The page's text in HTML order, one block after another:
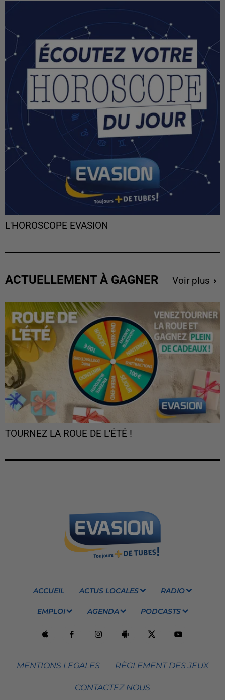
L'HOROSCOPE EVASION
ACTUELLEMENT À GAGNER Voir plus
TOURNEZ LA ROUE DE L'ÉTÉ !
ACCUEIL ACTUS LOCALES RADIO
EMPLOI AGENDA PODCASTS
MENTIONS LEGALES RÈGLEMENT DES JEUX
CONTACTEZ NOUS